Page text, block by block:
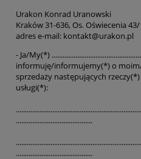
Urakon Konrad Uranowski
Kraków 31-636, Os. Oświecenia
adres e-mail: kontakt@urakon.pl
- Ja/My(*)
informuję/informujemy(*) o
sprzedaży następujących
usługi(*):
..........................................
..........................................